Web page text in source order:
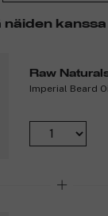
näiden kanssa
Raw
Imperial Beard